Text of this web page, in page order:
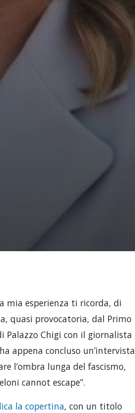
mia esperienza ti ricorda, di
quasi provocatoria, dal Primo
Palazzo Chigi con il giornalista
appena concluso un’intervista
l’ombra lunga del fascismo,
cannot escape”.
la copertina, con un titolo